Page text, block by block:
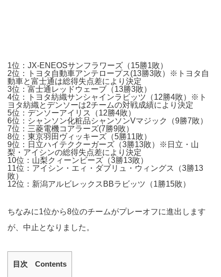
1位：JX-ENEOSサンフラワーズ（15勝1敗）
2位：トヨタ自動車アンテロープス(13勝3敗）※トヨタ自
動車と富士通は総得失点差により決定
3位：富士通レッドウェーブ（13勝3敗）
4位：トヨタ紡織サンシャインラビッツ（12勝4敗）※ト
ヨタ紡織とデンソーは2チームの対戦成績により決定
5位：デンソーアイリス（12勝4敗）
6位：シャンソン化粧品シャンソンVマジック（9勝7敗）
7位：三菱電機コアラーズ(7勝9敗）
8位：東京羽田ヴィッキーズ（5勝11敗）
9位：日立ハイテククーガーズ（3勝13敗）※日立・山
梨・アイシンの総得失点差により決定
10位：山梨クィーンビーズ（3勝13敗）
11位：アイシン・エィ・ダブリュ・ウィングス（3勝13
敗）
12位：新潟アルビレックスBBラビッツ（1勝15敗）
ちなみに1位から8位のチームがプレーオフに進出します
が、中止となりました。
目次 Contents